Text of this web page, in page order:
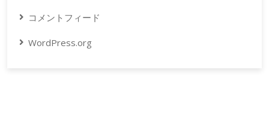
コメントフィード
WordPress.org